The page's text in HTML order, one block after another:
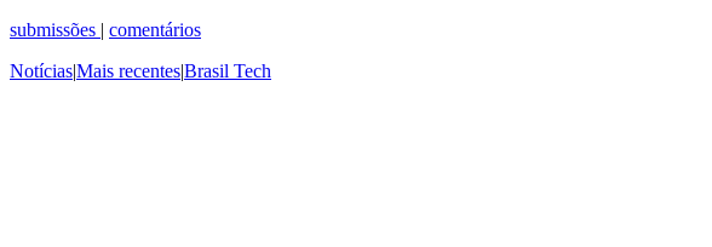
submissões | comentários
Notícias|Mais recentes|Brasil Tech